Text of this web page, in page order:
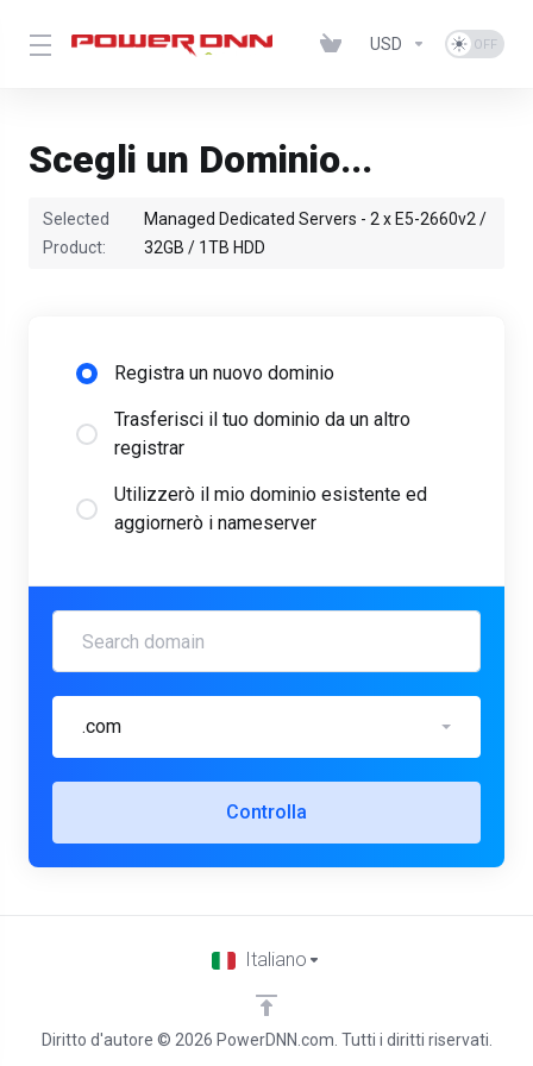
USD
Scegli un Dominio...
Selected
Product:
Managed Dedicated Servers - 2 x E5-2660v2 /
32GB / 1TB HDD
Registra un nuovo dominio
Trasferisci il tuo dominio da un altro
registrar
Utilizzerò il mio dominio esistente ed
aggiornerò i nameserver
.com
Controlla
Diritto d'autore © 2026 PowerDNN.com. Tutti i diritti riservati.
Italiano